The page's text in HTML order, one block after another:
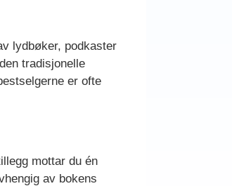
lydbøker, podkaster
tradisjonelle
er ofte
mottar du én
av bokens